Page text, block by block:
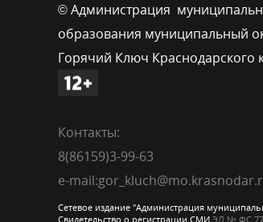
© Администрация
образования муниципальный
Горячий Ключ Краснодарского
Контакты:
8(86159)3-99-63
e-
Сетевое издание "Администрация
Свидетельство о регистрации СМИ ЭЛ № ФС 77